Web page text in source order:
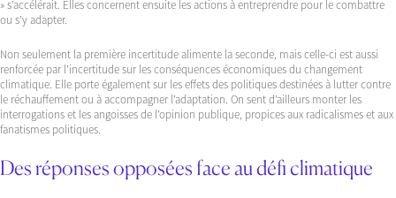
» s’accélérait. Elles concernent ensuite les actions à entreprendre pour le combattre
ou s’y adapter.
Non seulement la première incertitude alimente la seconde, mais celle-ci est aussi
renforcée par l’incertitude sur les conséquences économiques du changement
climatique. Elle porte également sur les effets des politiques destinées à lutter contre
le réchauffement ou à accompagner l’adaptation. On sent d’ailleurs monter les
interrogations et les angoisses de l’opinion publique, propices aux radicalismes et aux
fanatismes politiques.
Des réponses opposées face au défi climatique